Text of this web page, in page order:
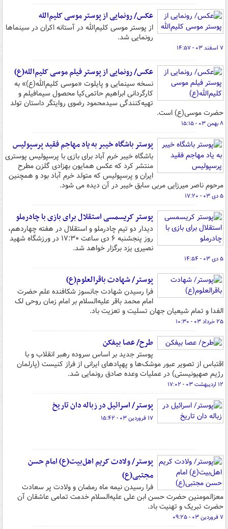
عکس/ رونمایی از پوستر موسی کلیم‌الله
از پوستر موسی کلیم‌الله در آستانه اکران در سینماها
رونمایی شد.
۷ اسفند ۰۳ - ۱۴:۵۷
عکس/ رونمایی از پوستر فیلم موسی کلیم‌الله(ع)
نسخه سینمایی و پایلوت «موسی کلیم‌الله(ع)» به
کارگردانی ابراهیم حاتمی‌کیا محصول سیمافیلم و
تهیه‌کنندگی سیدمحمود رضوی روایتگر داستان تولد
حضرت موسی(ع) است.
۸ بهمن ۰۳ - ۱۵:۱۵
پوستر باشگاه خیبر به یاد مهاجم فقید پرسپولیس
باشگاه خیبر خرم آباد برای بازی با پرسپولیس پوستری
منتشر کرد که عکس همایون بهزادی گلزن مطرح
ایران و پرسپولیس که متولد خرم آباد بود و همچنین
مرحوم ناصر میرزایی مربی سابق خیبر در آن دیده می شود.
۵ دی ۰۳ - ۱۷:۲۰
پوستر کریسمسی استقلال برای بازی با چادرملو
دیدار دو تیم چادرملو و استقلال در هفته چهاردهم،
روز پنجشنبه ۶ دی ساعت ۱۷:۳۰ در ورزشگاه شهید
نصیری یزد برگزار خواهد شد.
۵ دی ۰۳ - ۱۴:۵۴
پوستر/ شهادت باقرالعلوم(ع)
فرا رسیدن شهادت جانسوز شکافنده علم حضرت
امام محمد باقر علیه‌السلام بر امام زمان روحی لک
الفدا و تمام شیعیان جهان تسلیت و تعزیت باد.
۲۵ خرداد ۰۳ - ۱۰:۳۰
طرح/ عصا بیفکن
پوستر جدید بر اساس سروده رهبر انقلاب و با
اقتباس از تصویر عبور موشک‌ها و پهپادهای ایرانی از فراز کنیست (پارلمان
رژیم صهیونیستی) در عملیات وعده صادق رونمایی شد.
۱۲ اردیبهشت ۰۳ - ۱۷:۰۲
پوستر/ اسرائیل در زباله دان تاریخ
۱۷ فروردین ۰۳ - ۱۵:۴۲
پوستر/ ولادت کریم اهل‌بیت(ع) امام حسن
مجتبی(ع)
فرا رسیدن نیمه ماه رمضان و ولادت پر سعادت
معزالمومنین حضرت حسن ابن علی علیه‌السلام خدمت تمامی عاشقان آن
حضرت تبریک و تهنیت باد.
۷ فروردین ۰۳ - ۰۹:۲۵